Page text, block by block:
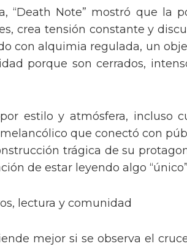
Note” mostró que la
crea tensión constante y
con alquimia regulada, un
porque son cerrados,
estilo y atmósfera, incluso
que conectó con
trágica de su
de estar leyendo algo
lectura y comunidad
mejor si se observa el